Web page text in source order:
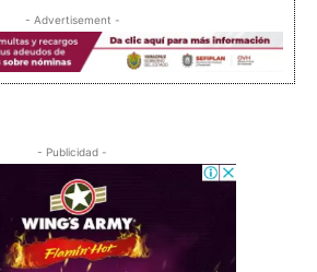
- Advertisement -
- Publicidad -